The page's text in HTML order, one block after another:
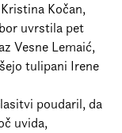
Kočan,
uvrstila pet
Vesne Lemaić,
tulipani Irene
poudaril, da
uvida,